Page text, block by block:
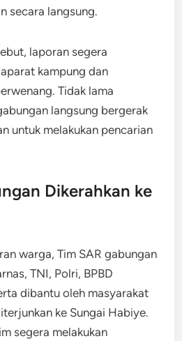
secara langsung.
laporan segera
kampung dan
Tidak lama
langsung bergerak
untuk melakukan pencarian
Dikerahkan ke
warga, Tim SAR gabungan
TNI, Polri, BPBD
dibantu oleh masyarakat
ke Sungai Habiye.
segera melakukan